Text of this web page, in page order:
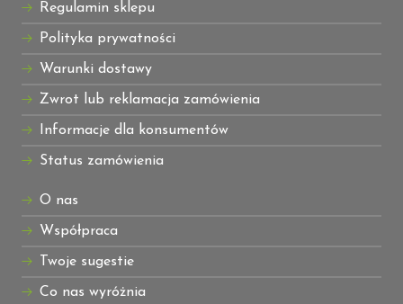
Regulamin sklepu
Polityka prywatności
Warunki dostawy
Zwrot lub reklamacja zamówienia
Informacje dla konsumentów
Status zamówienia
O nas
Współpraca
Twoje sugestie
Co nas wyróżnia